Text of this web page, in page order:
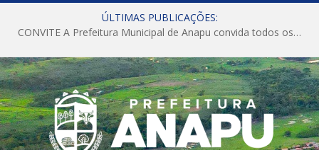
ÚLTIMAS PUBLICAÇÕES:
CONVITE A Prefeitura Municipal de Anapu convida todos os servidores públicos municipais para participarem da Audiência Pública de discussão da Lei de Diretrizes Orçamentárias (LDO), importante instrumento de planejamento das ações e investimentos da Administração Pública para o próximo exercício financeiro.